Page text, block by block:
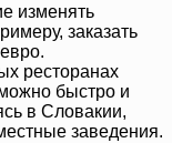
изменять
заказать
ресторанах
быстро и
в Словакии,
заведения.